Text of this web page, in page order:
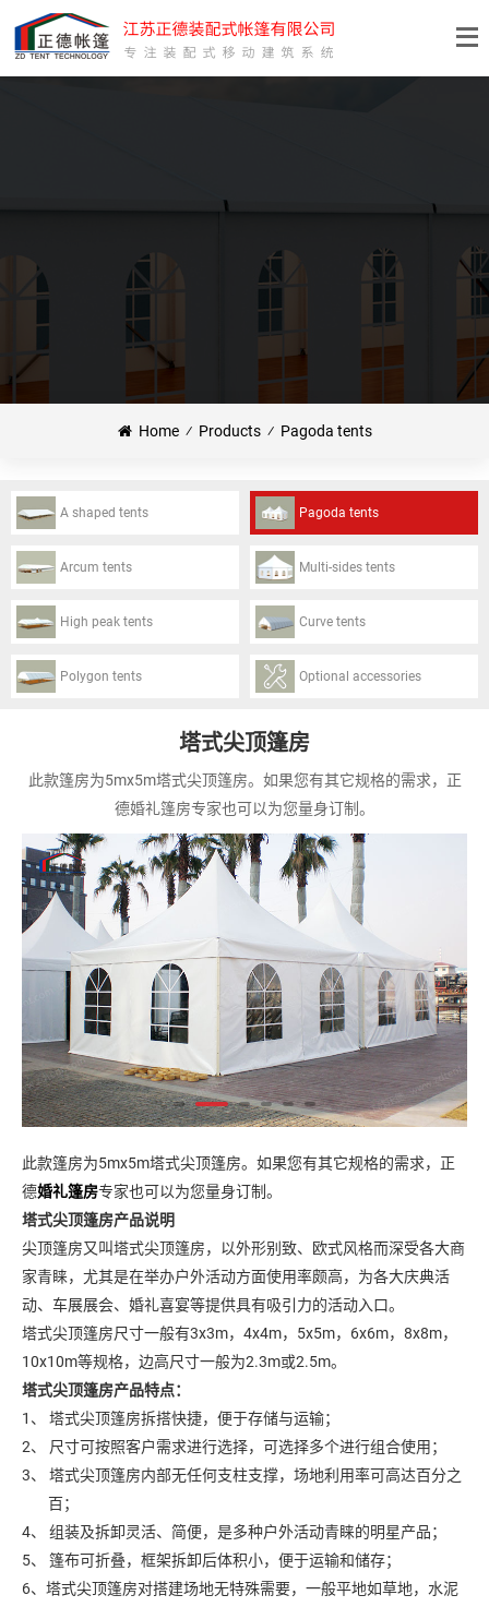
Home⁄ Products⁄ Pagoda tents
A shaped tents Pagoda tents
Arcum tents Multi-sides tents
High peak tents Curve tents
Polygon tents Optional accessories
塔式尖顶篷房
此款篷房为5mx5m塔式尖顶篷房。如果您有其它规格的需求，正
德婚礼篷房专家也可以为您量身订制。
此款篷房为5mx5m塔式尖顶篷房。如果您有其它规格的需求，正
德婚礼篷房专家也可以为您量身订制。
塔式尖顶篷房产品说明
尖顶篷房又叫塔式尖顶篷房，以外形别致、欧式风格而深受各大商
家青睐，尤其是在举办户外活动方面使用率颇高，为各大庆典活
动、车展展会、婚礼喜宴等提供具有吸引力的活动入口。
塔式尖顶篷房尺寸一般有3x3m，4x4m，5x5m，6x6m，8x8m，
10x10m等规格，边高尺寸一般为2.3m或2.5m。
塔式尖顶篷房产品特点：
1、 塔式尖顶篷房拆搭快捷，便于存储与运输；
2、 尺寸可按照客户需求进行选择，可选择多个进行组合使用；
3、 塔式尖顶篷房内部无任何支柱支撑，场地利用率可高达百分之
百；
4、 组装及拆卸灵活、简便，是多种户外活动青睐的明星产品；
5、 篷布可折叠，框架拆卸后体积小，便于运输和储存；
6、塔式尖顶篷房对搭建场地无特殊需要，一般平地如草地，水泥